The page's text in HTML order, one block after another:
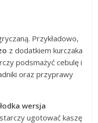
Przykładowo,
z dodatkiem kurczaka
podsmażyć cebulę i
oraz przyprawy
wersja
ugotować kaszę